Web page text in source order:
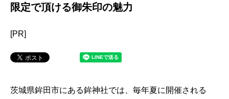
限定で頂ける御朱印の魅力
[PR]
茨城県鉾田市にある鉾神社では、毎年夏に開催される